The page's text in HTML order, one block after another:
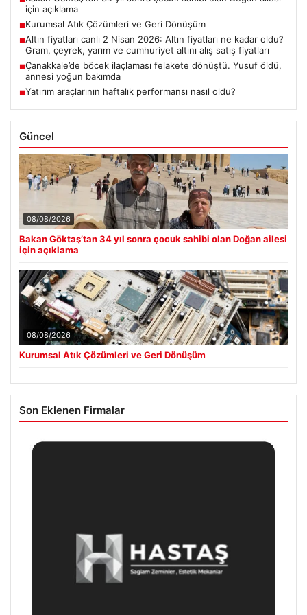
için açıklama
■Kurumsal Atık Çözümleri ve Geri Dönüşüm
■Altın fiyatları canlı 2 Nisan 2026: Altın fiyatları ne kadar oldu?
Gram, çeyrek, yarım ve cumhuriyet altını alış satış fiyatları
■Çanakkale’de böcek ilaçlaması felakete dönüştü. Yusuf öldü,
annesi yoğun bakımda
■Yatırım araçlarının haftalık performansı nasıl oldu?
Güncel
08/08/2026
Bakan Göktaş’tan 34 yıl sonra çocuk sahibi olan Doğan ailesi
için açıklama
08/08/2026
Kurumsal Atık Çözümleri ve Geri Dönüşüm
Son Eklenen Firmalar